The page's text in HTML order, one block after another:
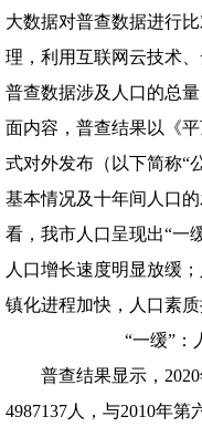
大数据对普查数据进行
理，利用互联网云技术
普查数据涉及人口的总
面内容，普查结果以《
式对外发布（以下简称“
基本情况及十年间人口
看，我市人口呈现出“一
人口增长速度明显放缓
镇化进程加快，人口素
“一缓”：
普查结果显示，
4987137人，与2010年